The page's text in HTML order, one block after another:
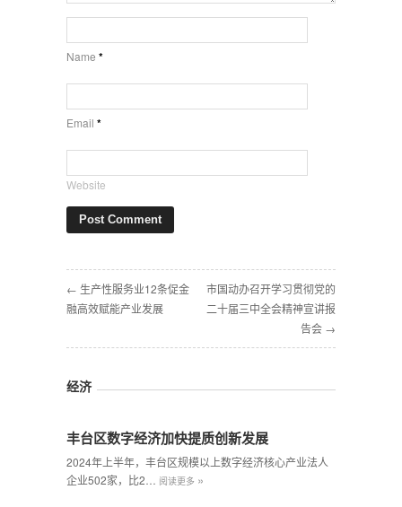
Name *
Email *
Website
← 生产性服务业12条促金
融高效赋能产业发展
市国动办召开学习贯彻党的
二十届三中全会精神宣讲报
告会 →
经济
丰台区数字经济加快提质创新发展
2024年上半年，丰台区规模以上数字经济核心产业法人
企业502家，比2…
阅读更多 »